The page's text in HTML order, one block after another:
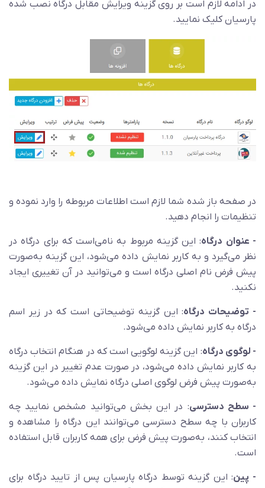
در ادامه لازم است بر روی گزینه ویرایش مقابل درگاه نصب شده
پارسیان کلیک نمایید.
در صفحه باز شده شما لازم است اطلاعات مربوطه را وارد نموده و
تنظیمات را انجام دهید.
- عنوان درگاه: این گزینه مربوط به نامی‌است که برای درگاه در
نظر می‌گیرد و به کاربر نمایش داده می‌شود، این گزینه به‌صورت
پیش فرض نام اصلی درگاه است و می‌توانید در آن تغییری ایجاد
نکنید.
- توضیحات درگاه: این گزینه توضیحاتی است که در زیر اسم
درگاه به کاربر نمایش داده می‌شود.
- لوگوی درگاه: این گزینه لوگویی است که در هنگام انتخاب درگاه
به کاربر نمایش داده می‌شود، در صورت عدم تغییر در این گزینه
به‌صورت پیش فرض لوگوی اصلی درگاه نمایش داده می‌شود.
- سطح دسترسی: در این بخش می‌توانید مشخص نمایید چه
کاربران با چه سطح دسترسی می‌توانند این درگاه را مشاهده و
انتخاب کنند، به‌صورت پیش فرض برای همه کاربران قابل استفاده
است.
- پین: این گزینه توسط درگاه پارسیان پس از تایید درگاه برای